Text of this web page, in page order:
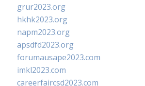
grur2023.org
hkhk2023.org
napm2023.org
apsdfd2023.org
forumausape2023.com
imkl2023.com
careerfaircsd2023.com